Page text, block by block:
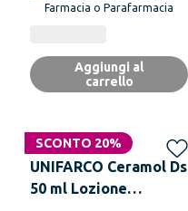
Farmacia o Parafarmacia
Aggiungi al
carrello
SCONTO 20%
UNIFARCO Ceramol Ds
50 ml Lozione